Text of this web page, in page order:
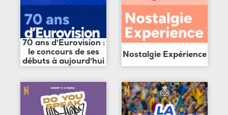
70 ans d'Eurovision :
le concours de ses
débuts à aujourd'hui
Nostalgie Expérience